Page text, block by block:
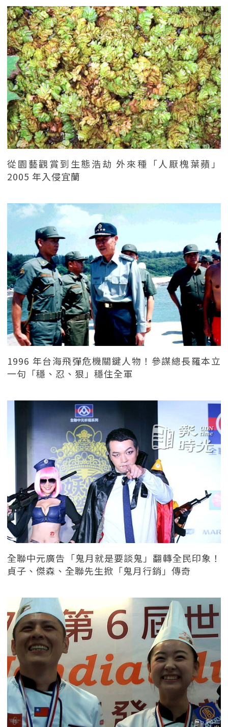
從園藝觀賞到生態浩劫 外來種「人厭槐葉蘋」
2005 年入侵宜蘭
1996 年台海飛彈危機關鍵人物！參謀總長羅本立
一句「穩、忍、狠」穩住全軍
全聯中元廣告「鬼月就是要談鬼」翻轉全民印象！
貞子、傑森、全聯先生掀「鬼月行銷」傳奇